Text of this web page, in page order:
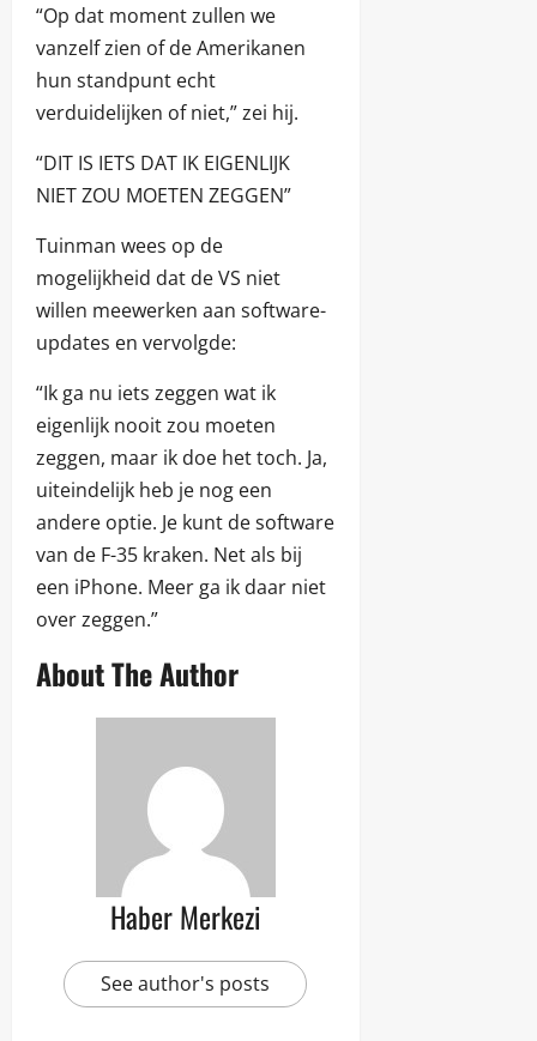
“Op dat moment zullen we
vanzelf zien of de Amerikanen
hun standpunt echt
verduidelijken of niet,” zei hij.
“DIT IS IETS DAT IK EIGENLIJK
NIET ZOU MOETEN ZEGGEN”
Tuinman wees op de
mogelijkheid dat de VS niet
willen meewerken aan software-
updates en vervolgde:
“Ik ga nu iets zeggen wat ik
eigenlijk nooit zou moeten
zeggen, maar ik doe het toch. Ja,
uiteindelijk heb je nog een
andere optie. Je kunt de software
van de F-35 kraken. Net als bij
een iPhone. Meer ga ik daar niet
over zeggen.”
About The Author
Haber Merkezi
See author's posts